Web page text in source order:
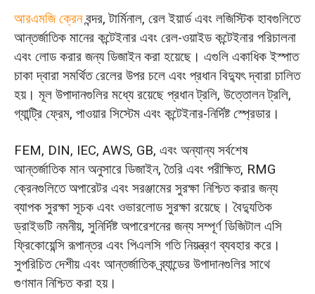
আরএমজি ক্রেনবন্দর, টার্মিনাল, রেল ইয়ার্ড এবং লজিস্টিক হাবগুলিতে
আন্তর্জাতিক মানের কন্টেইনার এবং রেল-ওয়াইড কন্টেইনার পরিচালনা
এবং লোড করার জন্য ডিজাইন করা হয়েছে। এগুলি একাধিক ইস্পাত
চাকা দ্বারা সমর্থিত রেলের উপর চলে এবং প্রধান বিদ্যুৎ দ্বারা চালিত
হয়। মূল উপাদানগুলির মধ্যে রয়েছে প্রধান ট্রলি, উত্তোলন ট্রলি,
গ্যান্ট্রি ফ্রেম, পাওয়ার সিস্টেম এবং কন্টেইনার-নির্দিষ্ট স্প্রেডার।
FEM, DIN, IEC, AWS, GB, এবং অন্যান্য সর্বশেষ
আন্তর্জাতিক মান অনুসারে ডিজাইন, তৈরি এবং পরীক্ষিত, RMG
ক্রেনগুলিতে অপারেটর এবং সরঞ্জামের সুরক্ষা নিশ্চিত করার জন্য
ব্যাপক সুরক্ষা সূচক এবং ওভারলোড সুরক্ষা রয়েছে। বৈদ্যুতিক
ড্রাইভটি নমনীয়, সুনির্দিষ্ট অপারেশনের জন্য সম্পূর্ণ ডিজিটাল এসি
ফ্রিকোয়েন্সি রূপান্তর এবং পিএলসি গতি নিয়ন্ত্রণ ব্যবহার করে।
সুপরিচিত দেশীয় এবং আন্তর্জাতিক ব্র্যান্ডের উপাদানগুলির সাথে
গুণমান নিশ্চিত করা হয়।